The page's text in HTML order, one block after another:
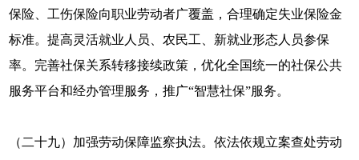
保险、工伤保险向职业劳动者广覆盖，合理确定失业保险金
标准。提高灵活就业人员、农民工、新就业形态人员参保
率。完善社保关系转移接续政策，优化全国统一的社保公共
服务平台和经办管理服务，推广“智慧社保”服务。
（二十九）加强劳动保障监察执法。依法依规立案查处劳动